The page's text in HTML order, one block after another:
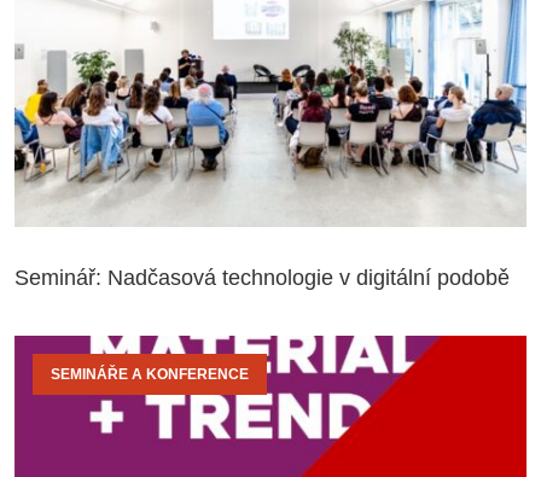
Seminář: Nadčasová technologie v digitální podobě
SEMINÁŘE A KONFERENCE